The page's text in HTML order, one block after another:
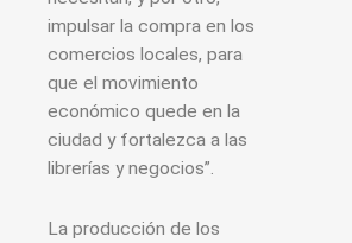
impulsar la compra en los
comercios locales, para
que el movimiento
económico quede en la
ciudad y fortalezca a las
librerías y negocios”.
La producción de los